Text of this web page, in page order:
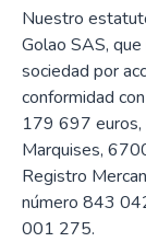
Nuestro
Golao SAS,
sociedad por
conformidad
179 697 euros,
Marquises,
Registro
número 843
001 275.